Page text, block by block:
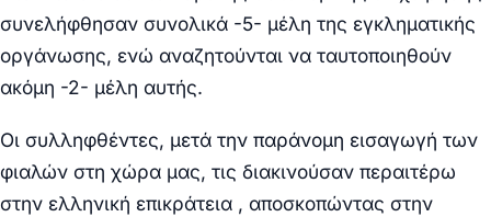
συνελήφθησαν συνολικά -5- μέλη της εγκληματικής
οργάνωσης, ενώ αναζητούνται να ταυτοποιηθούν
ακόμη -2- μέλη αυτής.
Οι συλληφθέντες, μετά την παράνομη εισαγωγή των
φιαλών στη χώρα μας, τις διακινούσαν περαιτέρω
στην ελληνική επικράτεια , αποσκοπώντας στην